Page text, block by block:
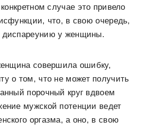
случае это привело
что, в свою очередь,
диспареунию у женщины.
совершила ошибку,
о том, что не может получить
порочный круг вдвоем
мужской потенции ведет
оргазма, а оно, в свою